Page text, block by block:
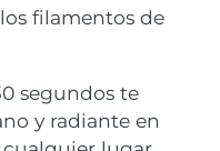
filamentos de
segundos te
y radiante en
light therapy
sonic toothbrush
LED
Entrega prevista8/12/26